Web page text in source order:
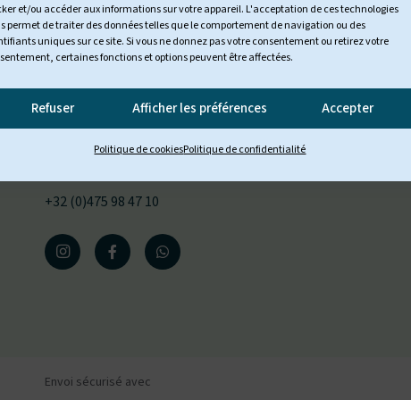
et/ou accéder aux informations sur votre appareil. L'acceptation de ces technologies
permet de traiter des données telles que le comportement de navigation ou des
uniques sur ce site. Si vous ne donnez pas votre consentement ou retirez votre
certaines fonctions et options peuvent être affectées.
Accepter
Refuser Afficher les préférences
Politique de cookiesPolitique de confidentialité
Contact
2570 Duffel, Belgique (EU)
BTW BE 0564 7975 544
+32 (0)475 98 47 10
Envoi sécurisé avec